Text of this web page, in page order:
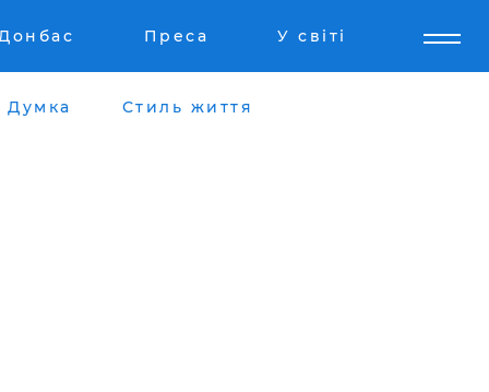
Преса У світі
Думка Стиль життя